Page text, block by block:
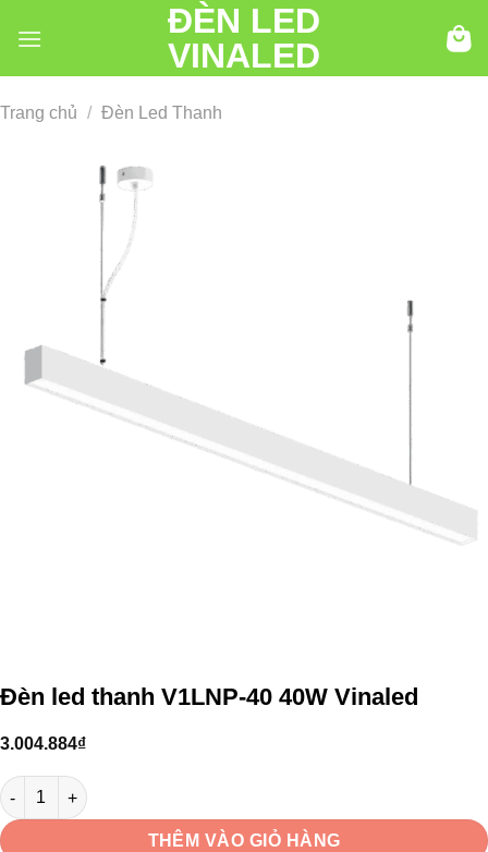
đến
ĐÈN LED
VINALED
Trang chủ / Đèn Led Thanh
Đèn led thanh V1LNP-40 40W Vinaled
3.004.884₫
Đèn led thanh V1LNP-40 40W Vinaled số lượng
THÊM VÀO GIỎ HÀNG